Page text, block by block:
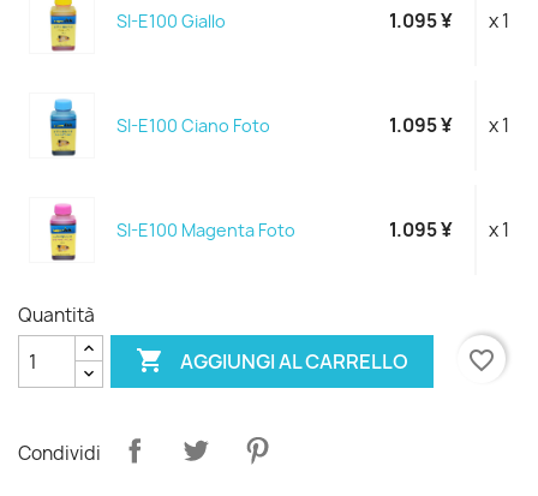
SI-E100 Giallo 1.095 ¥ x 1
SI-E100 Ciano Foto 1.095 ¥ x 1
SI-E100 Magenta Foto 1.095 ¥ x 1
Quantità
 AGGIUNGI AL CARRELLO favorite_border
Condividi